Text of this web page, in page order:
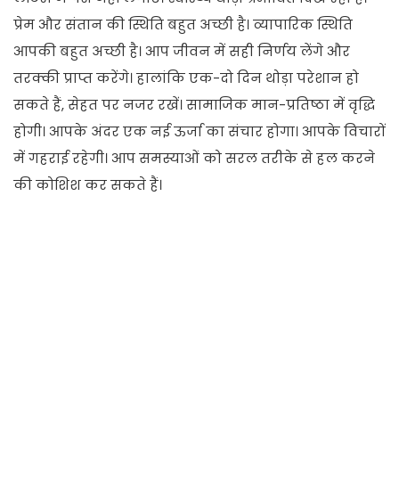
प्रेम और संतान की स्थिति बहुत अच्छी है। व्यापारिक स्थिति
आपकी बहुत अच्छी है। आप जीवन में सही निर्णय लेंगे और
तरक्की प्राप्त करेंगे। हालांकि एक-दो दिन थोड़ा परेशान हो
सकते हैं, सेहत पर नजर रखें। सामाजिक मान-प्रतिष्ठा में वृद्धि
होगी। आपके अंदर एक नई ऊर्जा का संचार होगा। आपके विचारों
में गहराई रहेगी। आप समस्याओं को सरल तरीके से हल करने
की कोशिश कर सकते हैं।